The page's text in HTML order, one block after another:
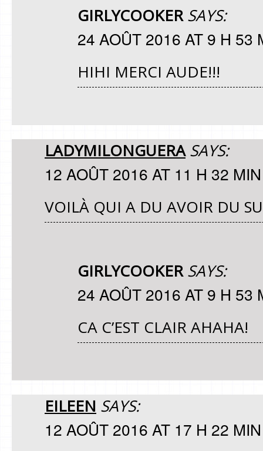
GIRLYCOOKER SAYS:
24 AOÛT 2016 AT 9 H 53
HIHI MERCI AUDE!!!
LADYMILONGUERA SAYS:
12 AOÛT 2016 AT 11 H 32 MIN
VOILÀ QUI A DU AVOIR DU
GIRLYCOOKER SAYS:
24 AOÛT 2016 AT 9 H 53
CA C’EST CLAIR AHAHA!
EILEEN SAYS:
12 AOÛT 2016 AT 17 H 22 MIN